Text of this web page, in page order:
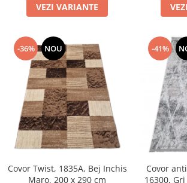
VEZI VARIANTE
-36% NOU
Covor Twist, 1835A, Bej Inchis
Maro, 200 x 290 cm
-41%
Covor
16300,